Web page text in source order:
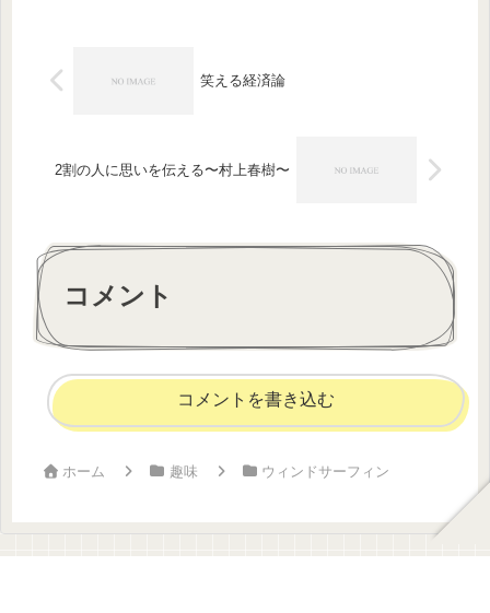
笑える経済論
2割の人に思いを伝える〜村上春樹〜
コメント
コメントを書き込む
ホーム 趣味 ウィンドサーフィン